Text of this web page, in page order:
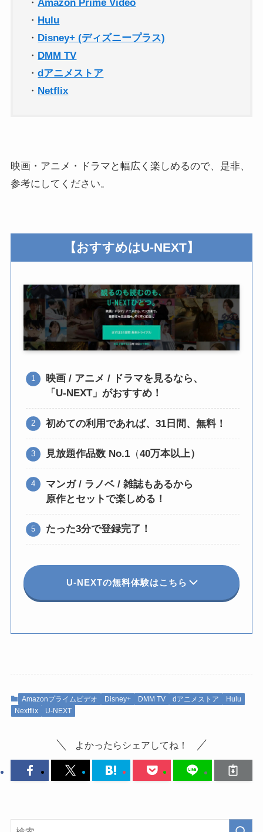
・ Amazon Prime Video
・ Hulu
・ Disney+ (ディズニープラス)
・ DMM TV
・dアニメストア
・ Netflix
映画・アニメ・ドラマと幅広く楽しめるので、是非、
参考にしてください。
【おすすめはU-NEXT】
映画 / アニメ / ドラマを見るなら、
「U-NEXT」がおすすめ！
初めての利用であれば、31日間、無料！
見放題作品数 No.1 （40万本以上）
マンガ / ラノベ / 雑誌もあるから
原作とセットで楽しめる！
たった3分で登録完了！
U-NEXTの無料体験はこちら
Amazonプライムビデオ Disney+ DMM TV dアニメストア
Hulu
Nextflix
U-NEXT
よかったらシェアしてね！